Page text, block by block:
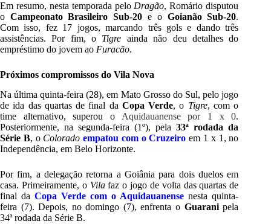
Em resumo, nesta temporada pelo Dragão, Romário disputou
o Campeonato Brasileiro Sub-20 e o Goianão Sub-20.
Com isso, fez 17 jogos, marcando três gols e dando três
assistências. Por fim, o Tigre ainda não deu detalhes do
empréstimo do jovem ao Furacão.
Próximos compromissos do Vila Nova
Na última quinta-feira (28), em Mato Grosso do Sul, pelo jogo
de ida das quartas de final da Copa Verde, o Tigre, com o
time alternativo, superou o Aquidauanense por 1 x 0.
Posteriormente, na segunda-feira (1º), pela33ª rodada da
Série B, o Colorado empatou com o Cruzeiro em 1 x 1, no
Independência, em Belo Horizonte.
Por fim, a delegação retorna a Goiânia para dois duelos em
casa. Primeiramente, o Vilafaz o jogo de volta das quartas de
final daCopa Verde com o Aquidauanense nesta quinta-
feira (7). Depois, no domingo (7), enfrenta o Guaranipela
34ª rodada da Série B.